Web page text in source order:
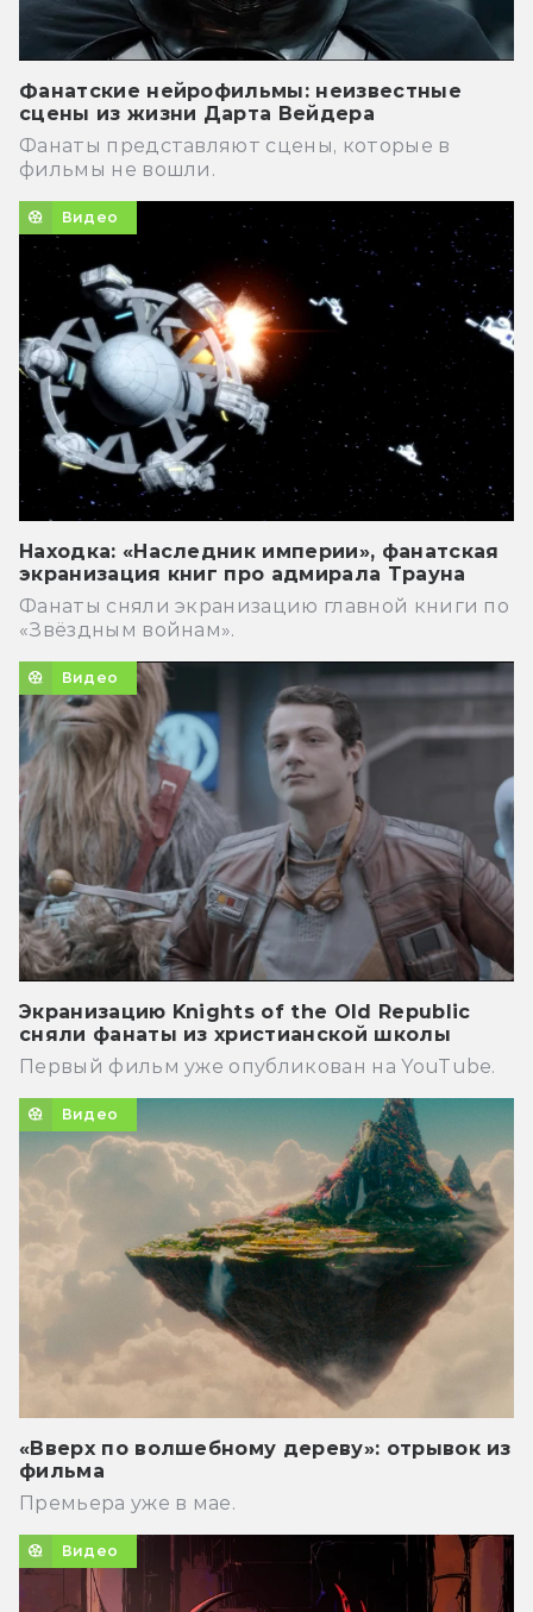
Фанатские нейрофильмы: неизвестные
сцены из жизни Дарта Вейдера
Фанаты представляют сцены, которые в
фильмы не вошли.
Видео
Находка: «Наследник империи», фанатская
экранизация книг про адмирала Трауна
Фанаты сняли экранизацию главной книги по
«Звёздным войнам».
Видео
Экранизацию Knights of the Old Republic
сняли фанаты из христианской школы
Первый фильм уже опубликован на YouTube.
Видео
«Вверх по волшебному дереву»: отрывок из
фильма
Премьера уже в мае.
Видео